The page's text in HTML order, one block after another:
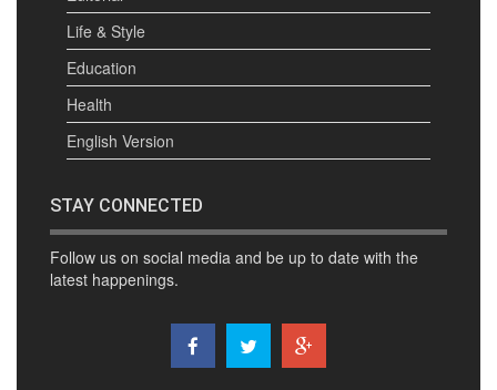
Life & Style
Education
Health
English Version
STAY CONNECTED
Follow us on social media and be up to date with the
latest happenings.